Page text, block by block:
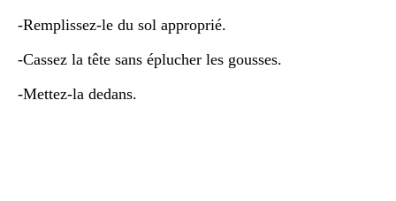
-Remplissez-le du sol approprié.
-Cassez la tête sans éplucher les gousses.
-Mettez-la dedans.